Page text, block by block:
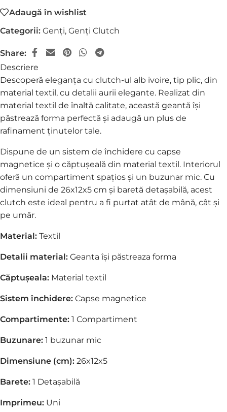
Adaugă în wishlist
Categorii: Genți, Genți Clutch
Share:
Descriere
Descoperă eleganța cu clutch-ul alb ivoire, tip plic, din
material textil, cu detalii aurii elegante. Realizat din
material textil de înaltă calitate, această geantă își
păstrează forma perfectă și adaugă un plus de
rafinament ținutelor tale.
Dispune de un sistem de închidere cu capse
magnetice și o căptușeală din material textil. Interiorul
oferă un compartiment spațios și un buzunar mic. Cu
dimensiuni de 26x12x5 cm și baretă detașabilă, acest
clutch este ideal pentru a fi purtat atât de mână, cât și
pe umăr.
Material: Textil
Detalii material: Geanta își păstreaza forma
Căptușeala: Material textil
Sistem închidere: Capse magnetice
Compartimente: 1 Compartiment
Buzunare: 1 buzunar mic
Dimensiune (cm): 26x12x5
Barete: 1 Detașabilă
Imprimeu: Uni